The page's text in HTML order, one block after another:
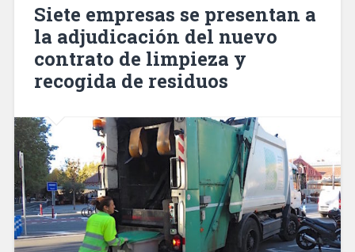
Siete empresas se presentan a
la adjudicación del nuevo
contrato de limpieza y
recogida de residuos